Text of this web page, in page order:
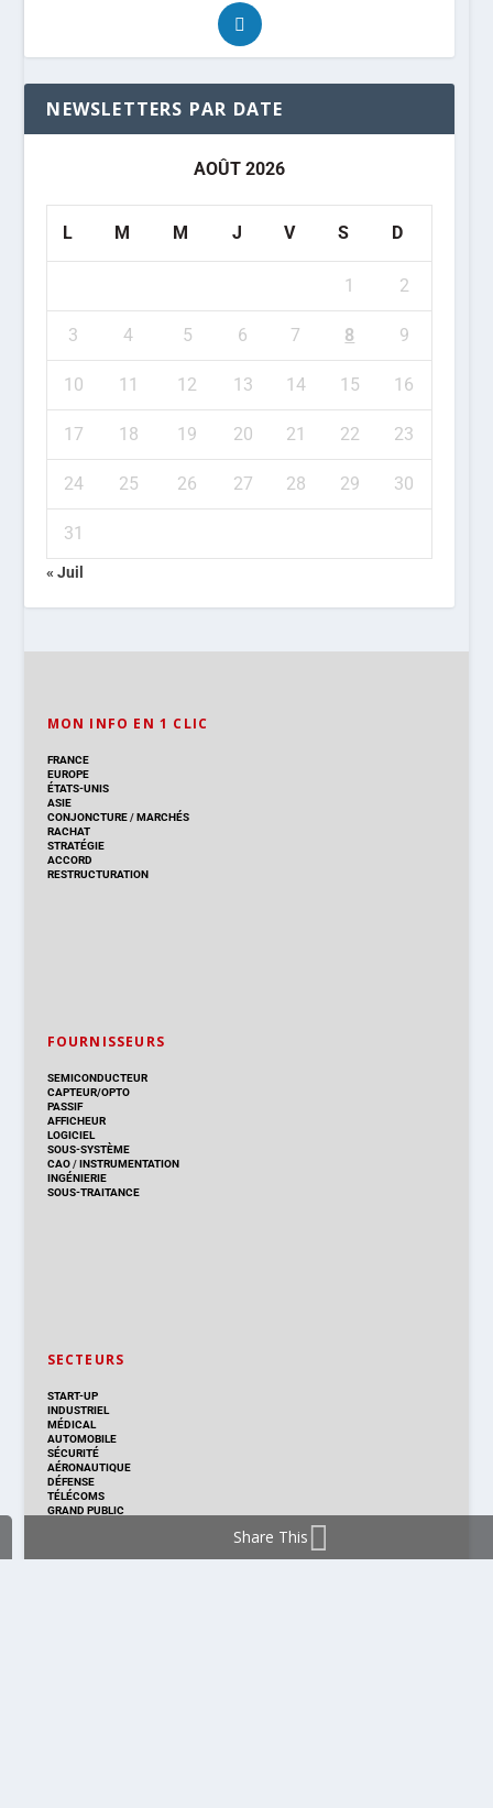
NEWSLETTERS PAR DATE
AOÛT 2026
L M M J V S D
1 2
3 4 5 6 7 8 9
10 11 12 13 14 15 16
17 18 19 20 21 22 23
24 25 26 27 28 29 30
31
« Juil
MON INFO EN 1 CLIC
FRANCE
EUROPE
ÉTATS-UNIS
ASIE
CONJONCTURE/MARCHÉS
RACHAT
STRATÉGIE
ACCORD
RESTRUCTURATION
FOURNISSEURS
SEMICONDUCTEUR
CAPTEUR/OPTO
PASSIF
AFFICHEUR
LOGICIEL
SOUS-SYSTÈME
CAO/INSTRUMENTATION
INGÉNIERIE
SOUS-TRAITANCE
SECTEURS
START-UP
INDUSTRIEL
MÉDICAL
AUTOMOBILE
SÉCURITÉ
AÉRONAUTIQUE
DÉFENSE
TÉLÉCOMS
GRAND PUBLIC
Share This